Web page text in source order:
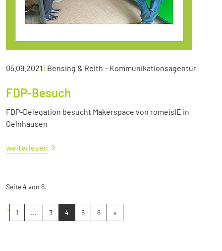
05.09.2021 | Bensing & Reith – Kommunikationsagentur
FDP-Besuch
FDP-Delegation besucht Makerspace von romeisIE in
Gelnhausen
weiterlesen
Seite 4 von 6.
« 1 ... 3 4 5 6 »